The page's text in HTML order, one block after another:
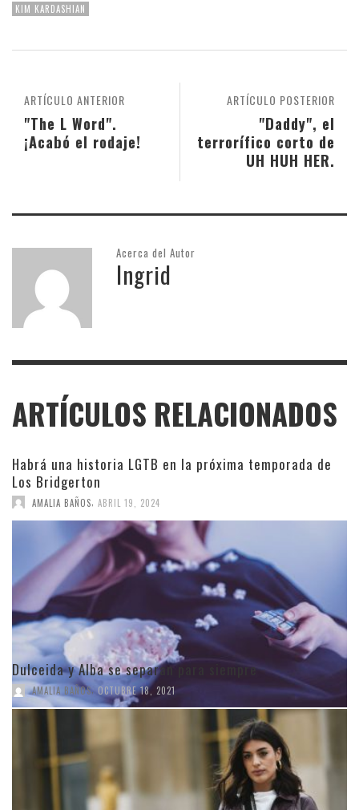
KIM KARDASHIAN
ARTÍCULO POSTERIOR
"Daddy", el
terrorífico corto de
UH HUH HER.
ARTÍCULO ANTERIOR
"The L Word".
¡Acabó el rodaje!
Acerca del Autor
Ingrid
ARTÍCULOS RELACIONADOS
Habrá una historia LGTB en la próxima temporada de
Los Bridgerton
AMALIA BAÑOS ABRIL 19, 2024
Dulceida y Alba se separan para siempre
AMALIA BAÑOS, OCTUBRE 18, 2021